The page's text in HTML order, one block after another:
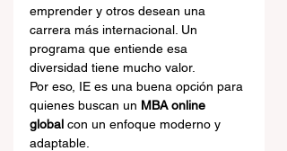
emprender y otros desean una
carrera más internacional. Un
programa que entiende esa
diversidad tiene mucho valor.
Por eso, IE es una buena opción para
quienes buscan un MBA online
global con un enfoque moderno y
adaptable.